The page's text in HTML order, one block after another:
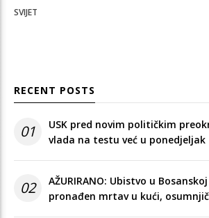
SVIJET
RECENT POSTS
01
USK pred novim političkim
vlada na testu već u ponedjeljak
02
AŽURIRANO: Ubistvo u
pronađen mrtav u kući,